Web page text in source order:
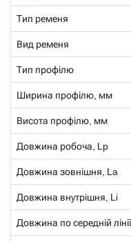
Тип ременя
Вид ременя
Тип профілю
Ширина профілю, мм
Висота профілю, мм
Довжина робоча, Lp
Довжина зовнішня, La
Довжина внутрішня, Li
Довжина по середній